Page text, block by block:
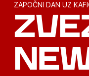
ZAPOČNI DAN UZ